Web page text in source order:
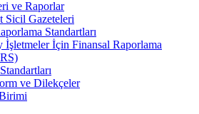
ve Raporlar
Sicil Gazeteleri
Standartları
İçin Finansal Raporlama
ve Dilekçeler